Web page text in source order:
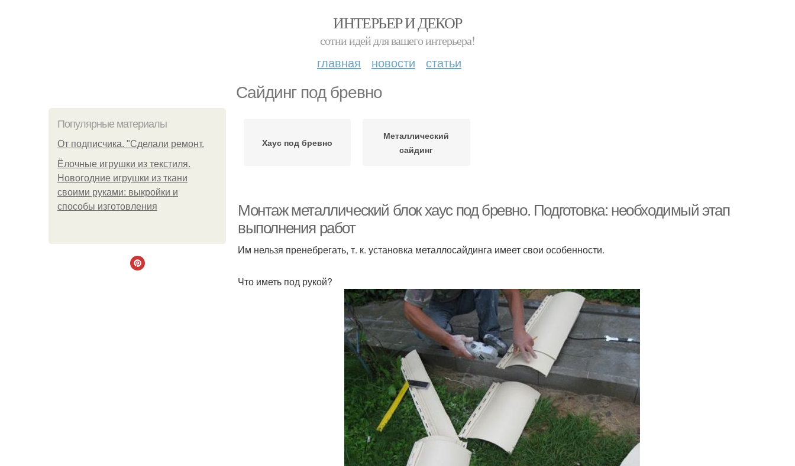
ИНТЕРЬЕР И ДЕКОР
сотни идей для вашего интерьера!
главная новости статьи
Сайдинг под бревно
Популярные материалы
От подписчика. "Сделали ремонт.
Ёлочные игрушки из текстиля.
Новогодние игрушки из ткани
своими руками: выкройки и
способы изготовления
Хаус под бревно
Металлический
сайдинг
Монтаж металлический блок хаус под бревно. Подготовка: необходимый этап
выполнения работ
Им нельзя пренебрегать, т. к. установка металлосайдинга имеет свои особенности.
Что иметь под рукой?